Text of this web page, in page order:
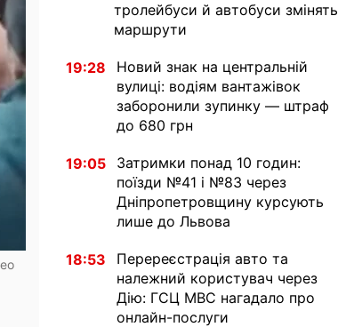
тролейбуси й автобуси змінять
маршрути
19:28
Новий знак на центральній
вулиці: водіям вантажівок
заборонили зупинку — штраф
до 680 грн
19:05
Затримки понад 10 годин:
поїзди №41 і №83 через
Дніпропетровщину курсують
лише до Львова
18:53
Перереєстрація авто та
належний користувач через
Дію: ГСЦ МВС нагадало про
онлайн-послуги